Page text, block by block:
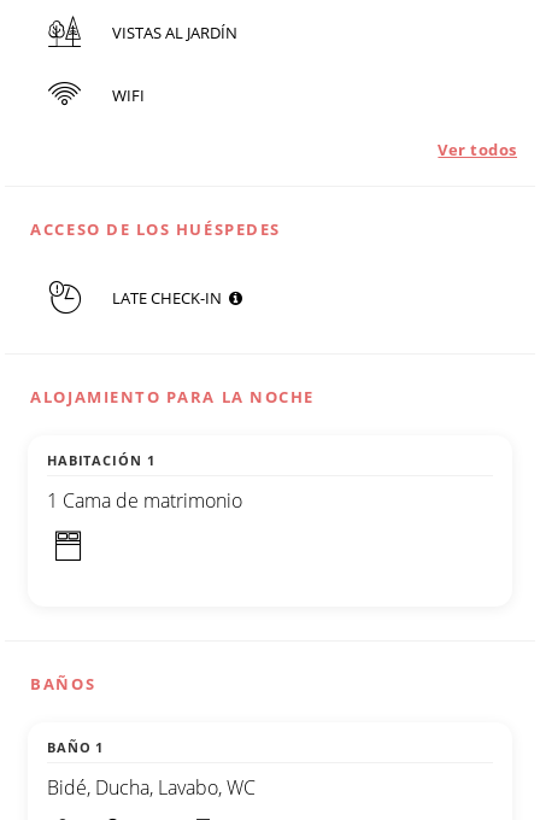
VISTAS AL JARDÍN
WIFI
Ver todos
ACCESO DE LOS HUÉSPEDES
LATE CHECK-IN
ALOJAMIENTO PARA LA NOCHE
HABITACIÓN 1
1 Cama de matrimonio
BAÑOS
BAÑO 1
Bidé, Ducha, Lavabo, WC